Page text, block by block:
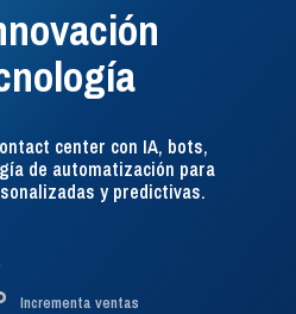
center con IA, bots,
de automatización para
y predictivas.
Incrementa ventas
e
para